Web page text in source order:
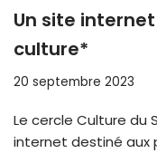
Un site
culture*
20 septembre 2023
Le cercle Culture du
internet destiné aux